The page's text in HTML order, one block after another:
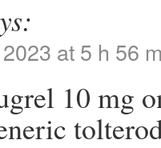
at 5 h 56
10 mg